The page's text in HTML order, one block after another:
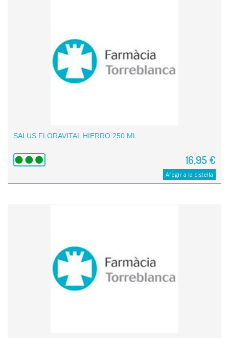
SALUS FLORAVITAL HIERRO 250 ML
16,95 €
Afegir a la cistella